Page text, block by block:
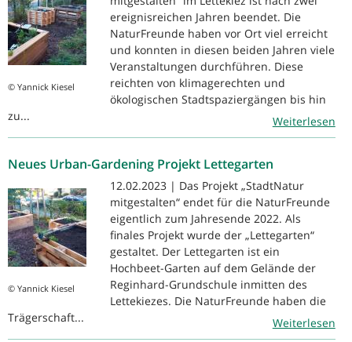
© Yannick Kiesel
ereignisreichen Jahren beendet. Die
NaturFreunde haben vor Ort viel erreicht
und konnten in diesen beiden Jahren viele
Veranstaltungen durchführen. Diese
reichten von klimagerechten und
ökologischen Stadtspaziergängen bis hin
zu...
Weiterlesen
Neues Urban-Gardening Projekt Lettegarten
© Yannick Kiesel
12.02.2023 | Das Projekt „StadtNatur
mitgestalten“ endet für die NaturFreunde
eigentlich zum Jahresende 2022. Als
finales Projekt wurde der „Lettegarten“
gestaltet. Der Lettegarten ist ein
Hochbeet-Garten auf dem Gelände der
Reginhard-Grundschule inmitten des
Lettekiezes. Die NaturFreunde haben die
Trägerschaft...
Weiterlesen